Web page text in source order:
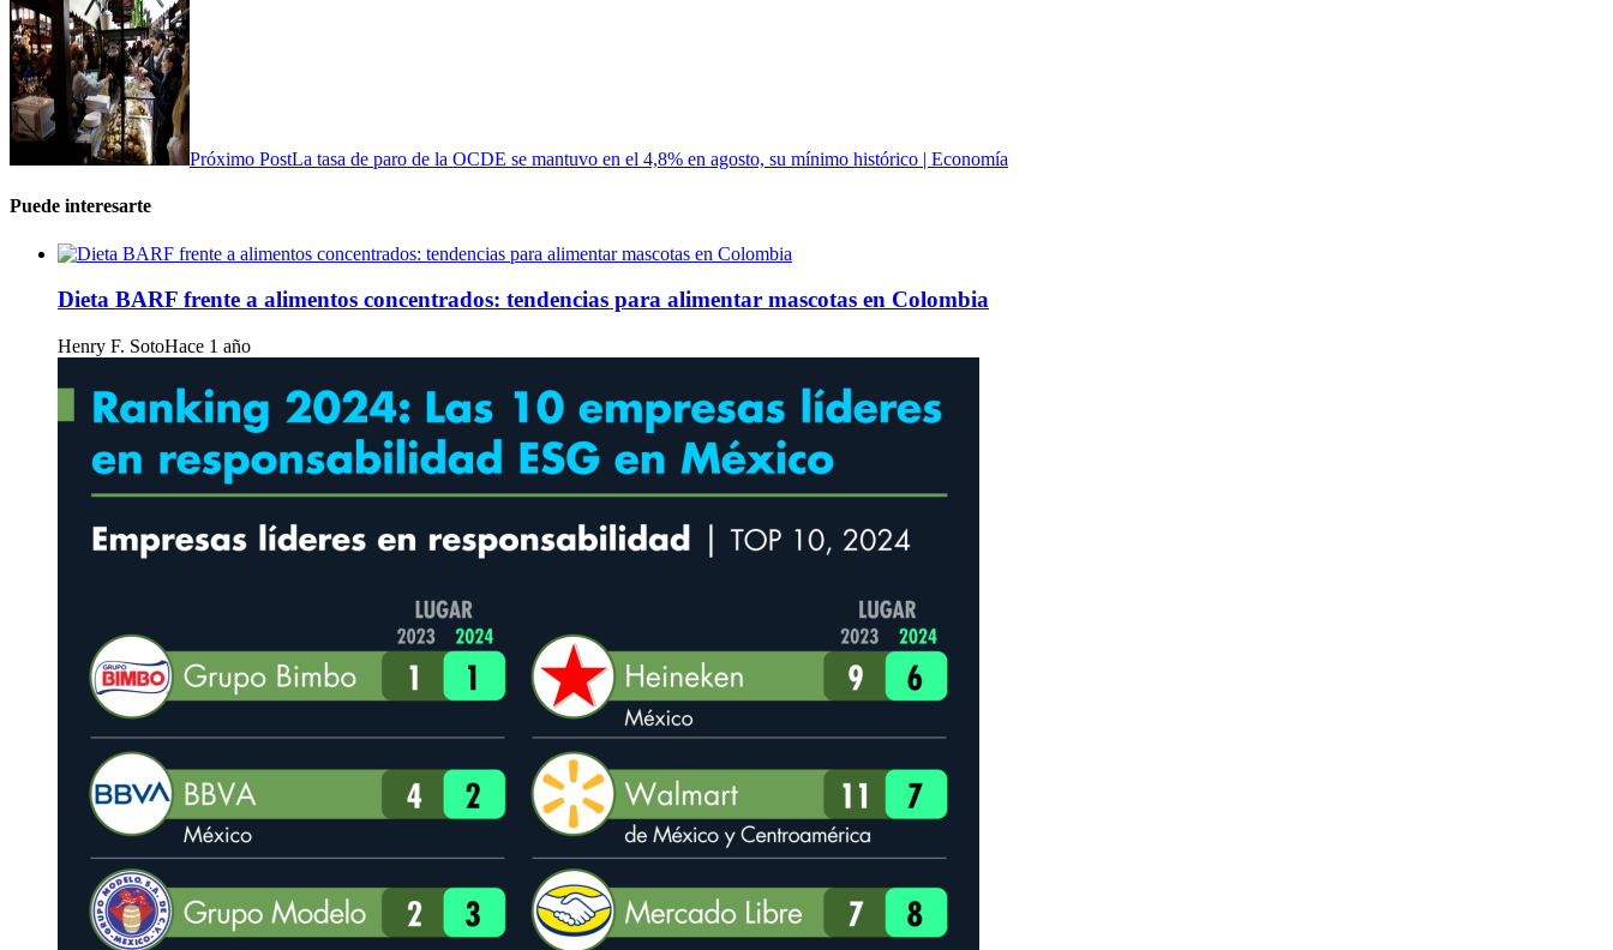
Próximo PostLa tasa de paro de la OCDE se mantuvo en el 4,8% en agosto, su mínimo histórico | Economía
Puede interesarte
Dieta BARF frente a alimentos concentrados: tendencias para alimentar mascotas en Colombia
Henry F. SotoHace 1 año